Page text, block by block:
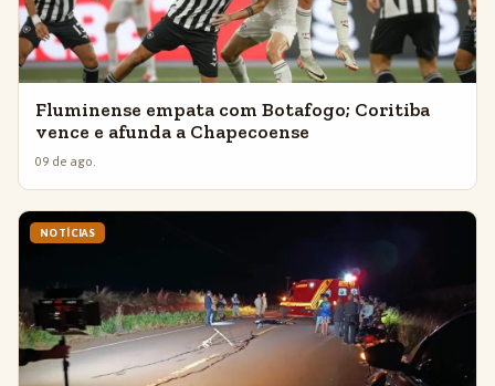
Fluminense empata com Botafogo; Coritiba
vence e afunda a Chapecoense
09 de ago.
NOTÍCIAS